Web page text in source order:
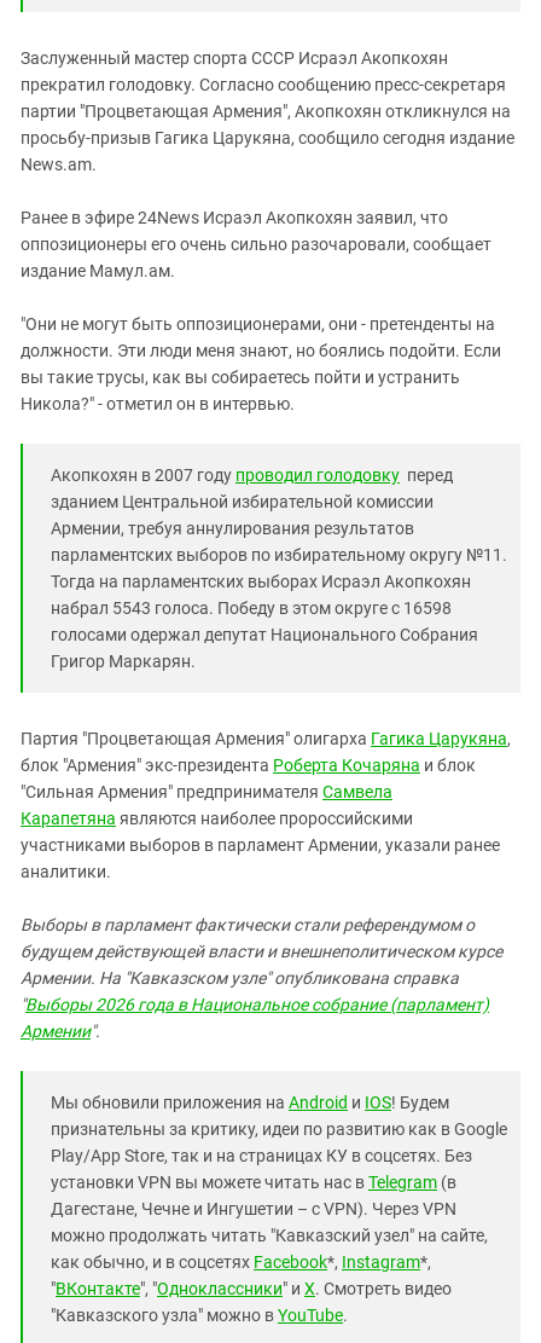
Заслуженный мастер спорта СССР Исраэл Акопкохян
прекратил голодовку. Согласно сообщению пресс-секретаря
партии "Процветающая Армения", Акопкохян откликнулся на
просьбу-призыв Гагика Царукяна, сообщило сегодня издание
News.am.
Ранее в эфире 24News Исраэл Акопкохян заявил, что
оппозиционеры его очень сильно разочаровали, сообщает
издание Мамул.ам.
"Они не могут быть оппозиционерами, они - претенденты на
должности. Эти люди меня знают, но боялись подойти. Если
вы такие трусы, как вы собираетесь пойти и устранить
Никола?" - отметил он в интервью.
Акопкохян в 2007 году проводил голодовку перед
зданием Центральной избирательной комиссии
Армении, требуя аннулирования результатов
парламентских выборов по избирательному округу №11.
Тогда на парламентских выборах Исраэл Акопкохян
набрал 5543 голоса. Победу в этом округе с 16598
голосами одержал депутат Национального Собрания
Григор Маркарян.
Партия "Процветающая Армения" олигарха Гагика Царукяна,
блок "Армения" экс-президента Роберта Кочаряна и блок
"Сильная Армения" предпринимателя Самвела
Карапетяна являются наиболее пророссийскими
участниками выборов в парламент Армении, указали ранее
аналитики.
Выборы в парламент фактически стали референдумом о
будущем действующей власти и внешнеполитическом курсе
Армении. На "Кавказском узле" опубликована справка
"Выборы 2026 года в Национальное собрание (парламент)
Армении".
Мы обновили приложения на Android и IOS! Будем
признательны за критику, идеи по развитию как в Google
Play/App Store, так и на страницах КУ в соцсетях. Без
установки VPN вы можете читать нас вTelegram (в
Дагестане, Чечне и Ингушетии – с VPN). Через VPN
можно продолжать читать "Кавказский узел" на сайте,
как обычно, и в соцсетях Facebook*, Instagram*,
"ВКонтакте", "Одноклассники" и X. Смотреть видео
"Кавказского узла" можно вYouTube.